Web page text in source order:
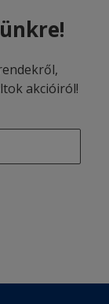
akcióiról!